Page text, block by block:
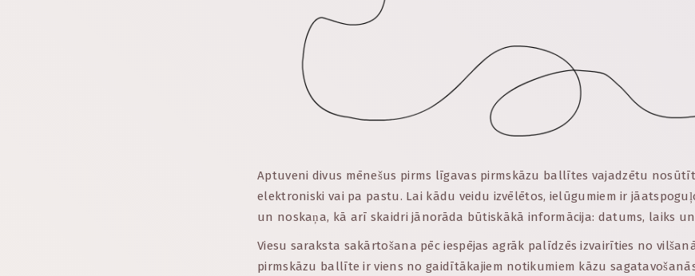
Aptuveni divus mēnešus pirms līgavas pirmskāzu ballītes vajadzētu
elektroniski vai pa pastu. Lai kādu veidu izvēlētos, ielūgumiem ir
un noskaņa, kā arī skaidri jānorāda būtiskākā informācija: datums, laiks
Viesu saraksta sakārtošana pēc iespējas agrāk palīdzēs izvairīties no
pirmskāzu ballīte ir viens no gaidītākajiem notikumiem kāzu